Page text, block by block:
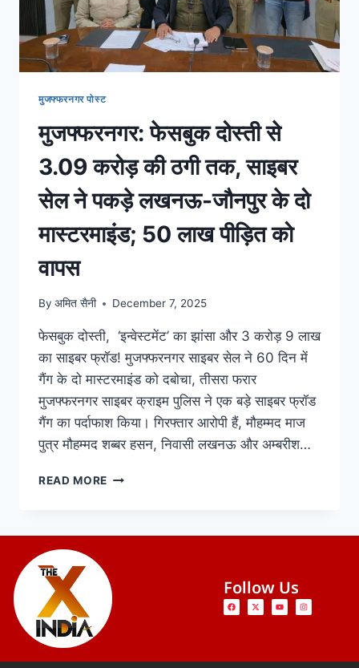
मुजफ्फरनगर पोस्ट
मुजफ्फरनगर: फेसबुक दोस्ती से
3.09 करोड़ की ठगी तक, साइबर
सेल ने पकड़े लखनऊ-जौनपुर के दो
मास्टरमाइंड; 50 लाख पीड़ित को
वापस
By अमित सैनी December 7, 2025
फेसबुक दोस्ती, ‘इन्वेस्टमेंट’ का झांसा और 3 करोड़ 9 लाख
का साइबर फ्रॉड! मुजफ्फरनगर साइबर सेल ने 60 दिन में
गैंग के दो मास्टरमाइंड को दबोचा, तीसरा फरार
मुजफ्फरनगर साइबर क्राइम पुलिस ने एक बड़े साइबर फ्रॉड
गैंग का पर्दाफाश किया। गिरफ्तार आरोपी हैं, मौहम्मद माज
पुत्र मौहम्मद शब्बर हसन, निवासी लखनऊ और अम्बरीश…
READ MORE
Follow Us